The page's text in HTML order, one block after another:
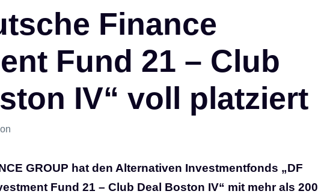
Finance
Fund 21 – Club
IV“ voll platziert
GROUP hat den Alternativen Investmentfonds „DF
Fund 21 – Club Deal Boston IV“ mit mehr als 200